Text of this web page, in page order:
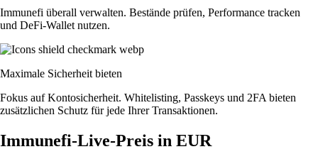
Immunefi überall verwalten. Bestände prüfen, Performance tracken
und DeFi-Wallet nutzen.
Maximale Sicherheit bieten
Fokus auf Kontosicherheit. Whitelisting, Passkeys und 2FA bieten
zusätzlichen Schutz für jede Ihrer Transaktionen.
Immunefi-Live-Preis in EUR